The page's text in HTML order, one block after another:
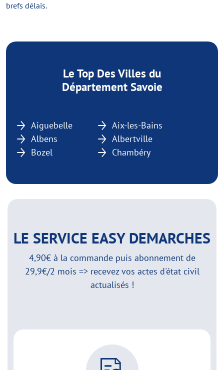
brefs délais.
Le Top Des Villes du
Département Savoie
Aiguebelle
Aix-les-Bains
Albens
Albertville
Bozel
Chambéry
LE SERVICE EASY DEMARCHES
4,90€ à la commande puis abonnement de
29,9€/2 mois => recevez vos actes d'état civil
actualisés !